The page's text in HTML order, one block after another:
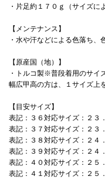
・片足約１７０ｇ（サイズに
【メンテナンス】
・水や汗などによる色落ち、
【原産国（地）】
・トルコ製※普段着用のサイ
幅広甲高の方は、１サイズ上
【目安サイズ】
表記：３６対応サイズ：２３
表記：３７対応サイズ：２３
表記：３８対応サイズ：２４
表記：３９対応サイズ：２４
表記：４０対応サイズ：２５
表記：４１対応サイズ：２５